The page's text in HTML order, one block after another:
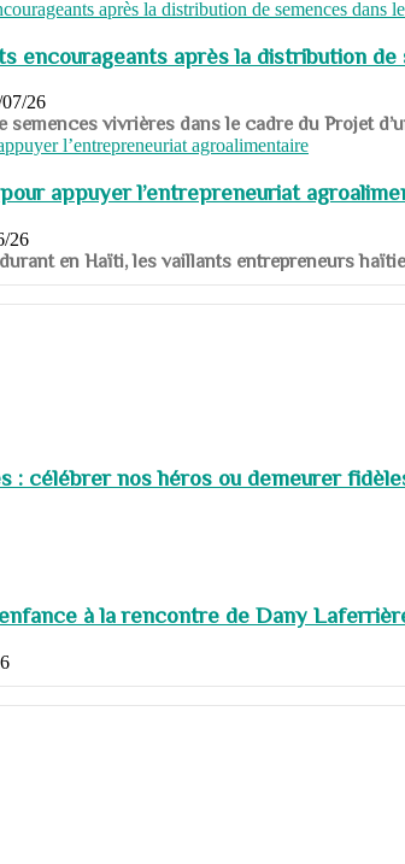
encourageants après la distribution de
26
vivrières dans le cadre du Projet
appuyer l’entrepreneuriat
26
en Haïti, les vaillants entrepreneurs
: célébrer nos héros ou demeurer
à la rencontre de Dany